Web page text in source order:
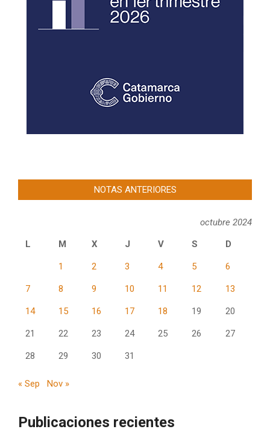
NOTAS ANTERIORES
octubre 2024
L
M X J V S D
1 2 3 4 5 6
7 8 9 10 11 12 13
14 15 16 17 18 19 20
21 22 23 24 25 26 27
28 29 30 31
« Sep Nov »
Publicaciones recientes